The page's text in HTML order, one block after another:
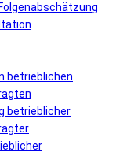
betrieblichen
betrieblicher